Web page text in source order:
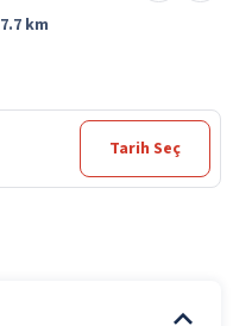
7.7 km
Tarih Seç